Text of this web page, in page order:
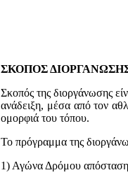
ΣΚΟΠΟΣ
Σκοπός της διοργάνωσης
ανάδειξη, μέσα από τον
ομορφιά του τόπου.
Το πρόγραμμα της
1) Αγώνα Δρόμου